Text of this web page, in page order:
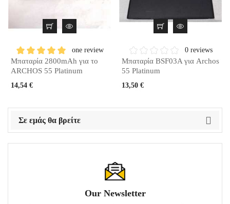
one review
Μπαταρία 2800mAh για το
ARCHOS 55 Platinum
14,54 €
0 reviews
Μπαταρία BSF03A για Archos
55 Platinum
13,50 €
Σε εμάς θα βρείτε
Our Newsletter